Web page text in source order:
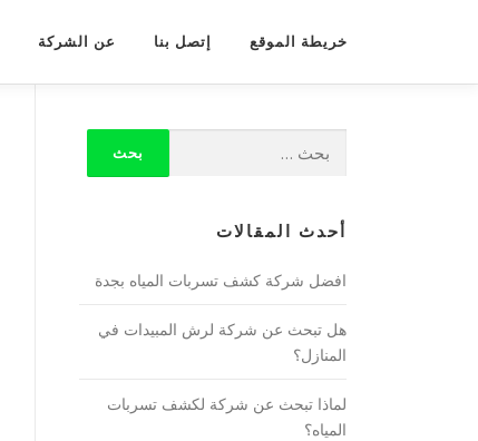
عن الشركة إتصل بنا خريطة الموقع
أحدث المقالات
افضل شركة كشف تسربات المياه بجدة
هل تبحث عن شركة لرش المبيدات في
المنازل؟
لماذا تبحث عن شركة لكشف تسربات
المياه؟